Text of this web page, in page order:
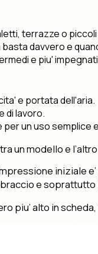
terrazze o piccoli
davvero e
e piu'
e portata dell'aria.
di lavoro.
un uso semplice
un modello e l’altro
iniziale
e
piu’ alto in